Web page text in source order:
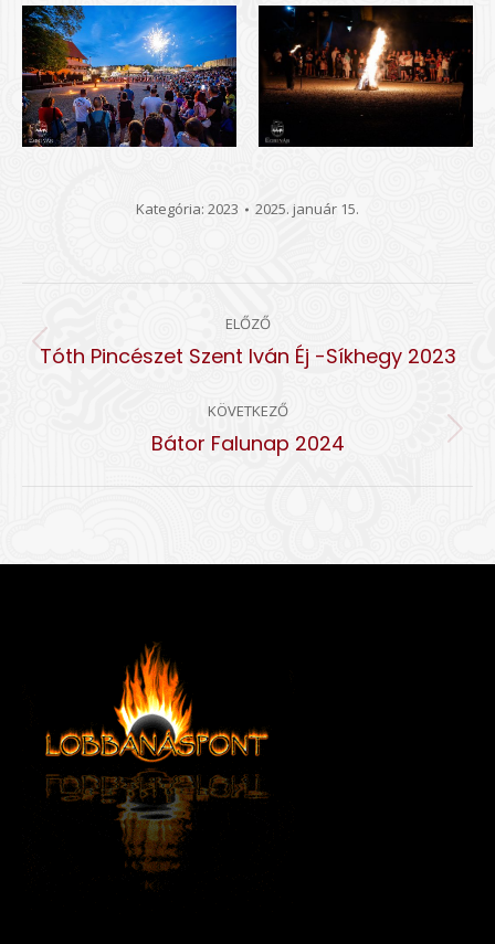
Kategória: 2023 2025. január 15.
ALBUM
NAVIGATION
ELŐZŐ
Előző
Tóth Pincészet Szent Iván Éj -Síkhegy 2023
KÖVETKEZŐ
Következő
Bátor Falunap 2024